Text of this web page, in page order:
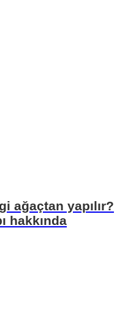
ağaçtan yapılır?
hakkında